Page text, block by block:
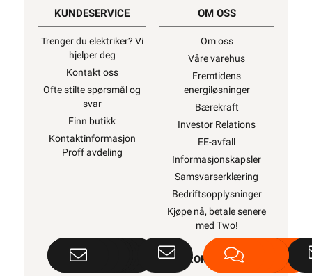
KUNDESERVICE
Trenger du elektriker? Vi
hjelper deg
Kontakt oss
Ofte stilte spørsmål og
svar
Finn butikk
Kontaktinformasjon
Proff avdeling
OM OSS
Om oss
Våre varehus
Fremtidens
energiløsninger
Bærekraft
Investor Relations
EE-avfall
Informasjonskapsler
Samsvarserklæring
Bedriftsopplysninger
Kjøpe nå, betale senere
med Two!
SNARVEIER ROM / TEMA